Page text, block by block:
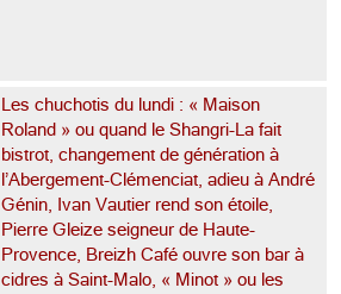
Les chuchotis du lundi : « Maison
Roland » ou quand le Shangri-La fait
bistrot, changement de génération à
l’Abergement-Clémenciat, adieu à André
Génin, Ivan Vautier rend son étoile,
Pierre Gleize seigneur de Haute-
Provence, Breizh Café ouvre son bar à
cidres à Saint-Malo, « Minot » ou les